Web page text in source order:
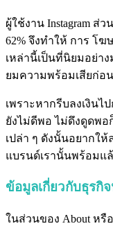
ผู้ใช้งาน Instagram ส่
62% จึงทำให้ การ โฆ
เหล่านี้เป็นที่นิยมอย่า
ยมความพร้อมเสียก่อน
เพราะหากรีบลงเงิน
ยังไม่ดีพอ ไม่ดึงดูดพอ
เปล่า ๆ ดังนั้นอยากใ
แบรนด์เรานั้นพร้อมแ
ข้อมูลเกี่ยวกับธุรกิ
ในส่วนของ About ห